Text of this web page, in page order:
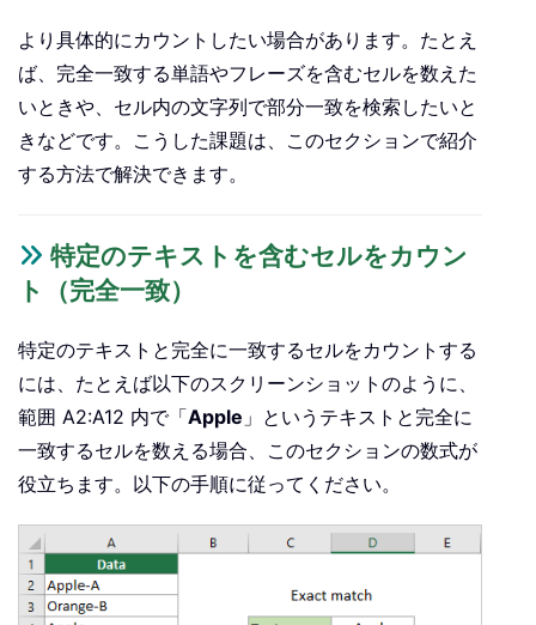
より具体的にカウントしたい場合があります。たとえ
ば、完全一致する単語やフレーズを含むセルを数えた
いときや、セル内の文字列で部分一致を検索したいと
きなどです。こうした課題は、このセクションで紹介
する方法で解決できます。
特定のテキストを含むセルをカウン
ト（完全一致）
特定のテキストと完全に一致するセルをカウントする
には、たとえば以下のスクリーンショットのように、
範囲 A2:A12 内で「Apple 」というテキストと完全に
一致するセルを数える場合、このセクションの数式が
役立ちます。以下の手順に従ってください。